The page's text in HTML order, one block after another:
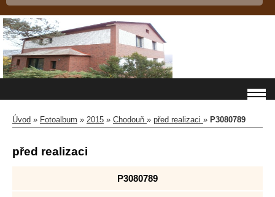
Úvod » Fotoalbum » 2015 » Chodouň » před realizaci » P3080789
před realizaci
P3080789